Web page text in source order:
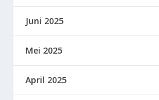
Juni 2025
Mei 2025
April 2025